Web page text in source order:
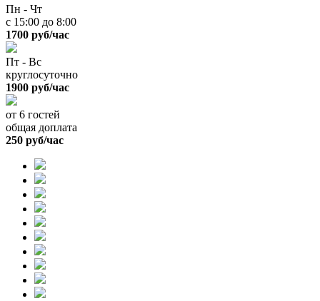
Пн - Чт
с 15:00 до 8:00
1700 руб/час
Пт - Вс
круглосуточно
1900 руб/час
от 6 гостей
общая доплата
250 руб/час